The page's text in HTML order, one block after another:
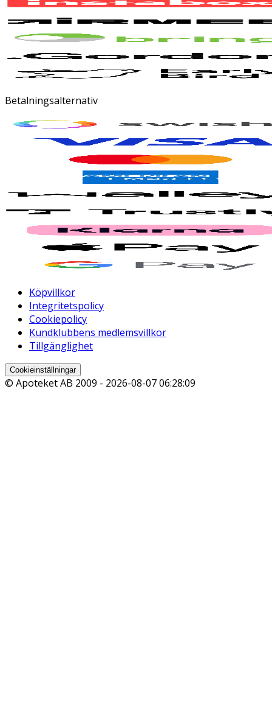
Betalningsalternativ
Köpvillkor
Integritetspolicy
Cookiepolicy
Kundklubbens medlemsvillkor
Tillgänglighet
Cookieinställningar
© Apoteket AB 2009 - 2026-08-07 06:28:09